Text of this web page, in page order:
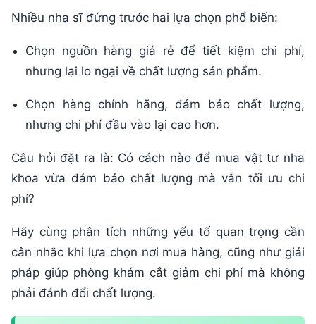
Nhiều nha sĩ đứng trước hai lựa chọn phổ biến:
Chọn nguồn hàng giá rẻ để tiết kiệm chi phí,
nhưng lại lo ngại về chất lượng sản phẩm.
Chọn hàng chính hãng, đảm bảo chất lượng,
nhưng chi phí đầu vào lại cao hơn.
Câu hỏi đặt ra là: Có cách nào để mua vật tư nha
khoa vừa đảm bảo chất lượng mà vẫn tối ưu chi
phí?
Hãy cùng phân tích những yếu tố quan trọng cần
cân nhắc khi lựa chọn nơi mua hàng, cũng như giải
pháp giúp phòng khám cắt giảm chi phí mà không
phải đánh đổi chất lượng.